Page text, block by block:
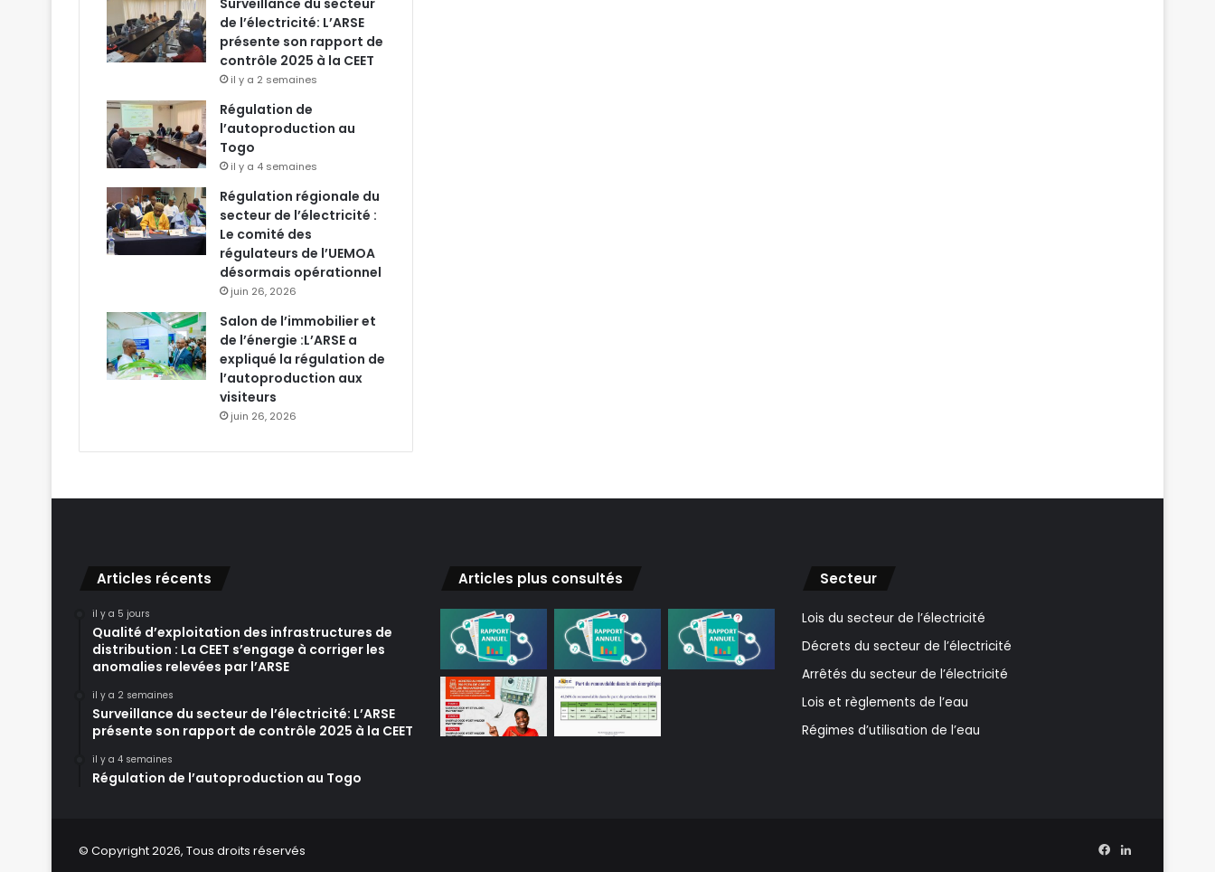
Surveillance du secteur
de l’électricité: L’ARSE
présente son rapport de
contrôle 2025 à la CEET
il y a 2 semaines
Régulation de
l’autoproduction au
Togo
il y a 4 semaines
Régulation régionale du
secteur de l’électricité :
Le comité des
régulateurs de l’UEMOA
désormais opérationnel
juin 26, 2026
Salon de l’immobilier et
de l’énergie :L’ARSE a
expliqué la régulation de
l’autoproduction aux
visiteurs
juin 26, 2026
Articles récents
il y a 5 jours
Qualité d’exploitation des infrastructures de
distribution : La CEET s’engage à corriger les
anomalies relevées par l’ARSE
il y a 2 semaines
Surveillance du secteur de l’électricité: L’ARSE
présente son rapport de contrôle 2025 à la CEET
il y a 4 semaines
Régulation de l’autoproduction au Togo
Articles plus consultés Secteur
Lois du secteur de l’électricité
Décrets du secteur de l’électricité
Arrêtés du secteur de l’électricité
Lois et règlements de l’eau
Régimes d’utilisation de l’eau
© Copyright 2026, Tous droits réservés Facebook
Linkedin